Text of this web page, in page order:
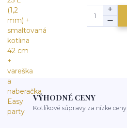
VÝHODNÉ CENY
Kotlíkové súpravy za nízke ceny